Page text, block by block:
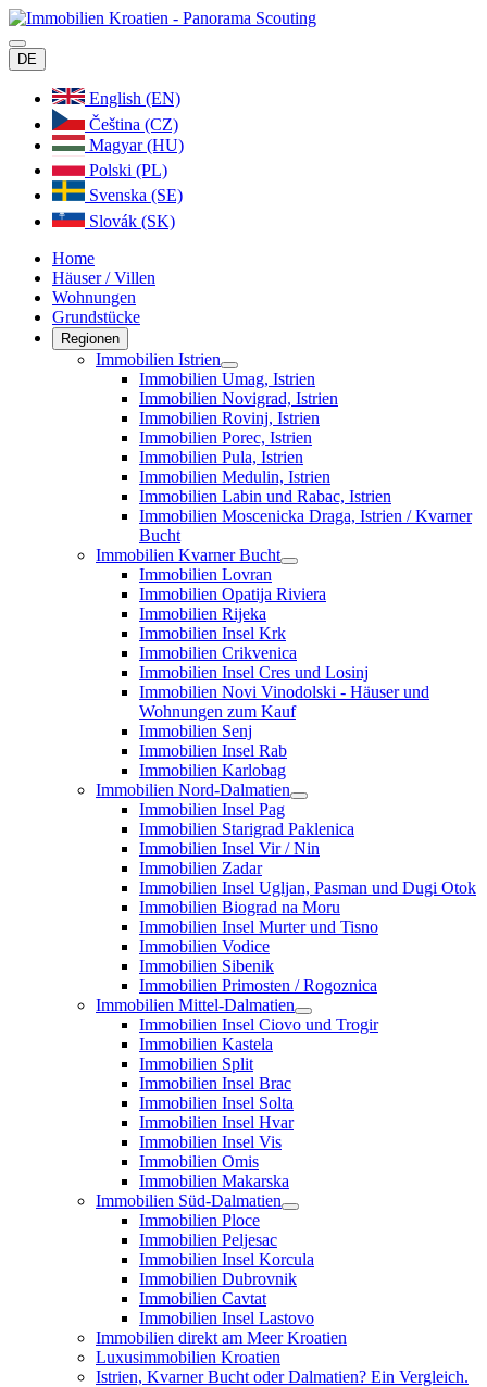
DE
English (EN)
Čeština (CZ)
Magyar (HU)
Polski (PL)
Svenska (SE)
Slovák (SK)
Home
Häuser / Villen
Wohnungen
Grundstücke
Regionen
Immobilien Istrien
Immobilien Umag, Istrien
Immobilien Novigrad, Istrien
Immobilien Rovinj, Istrien
Immobilien Porec, Istrien
Immobilien Pula, Istrien
Immobilien Medulin, Istrien
Immobilien Labin und Rabac, Istrien
Immobilien Moscenicka Draga, Istrien / Kvarner
Bucht
Immobilien Kvarner Bucht
Immobilien Lovran
Immobilien Opatija Riviera
Immobilien Rijeka
Immobilien Insel Krk
Immobilien Crikvenica
Immobilien Insel Cres und Losinj
Immobilien Novi Vinodolski - Häuser und
Wohnungen zum Kauf
Immobilien Senj
Immobilien Insel Rab
Immobilien Karlobag
Immobilien Nord-Dalmatien
Immobilien Insel Pag
Immobilien Starigrad Paklenica
Immobilien Insel Vir / Nin
Immobilien Zadar
Immobilien Insel Ugljan, Pasman und Dugi Otok
Immobilien Biograd na Moru
Immobilien Insel Murter und Tisno
Immobilien Vodice
Immobilien Sibenik
Immobilien Primosten / Rogoznica
Immobilien Mittel-Dalmatien
Immobilien Insel Ciovo und Trogir
Immobilien Kastela
Immobilien Split
Immobilien Insel Brac
Immobilien Insel Solta
Immobilien Insel Hvar
Immobilien Insel Vis
Immobilien Omis
Immobilien Makarska
Immobilien Süd-Dalmatien
Immobilien Ploce
Immobilien Peljesac
Immobilien Insel Korcula
Immobilien Dubrovnik
Immobilien Cavtat
Immobilien Insel Lastovo
Immobilien direkt am Meer Kroatien
Luxusimmobilien Kroatien
Istrien, Kvarner Bucht oder Dalmatien? Ein Vergleich.